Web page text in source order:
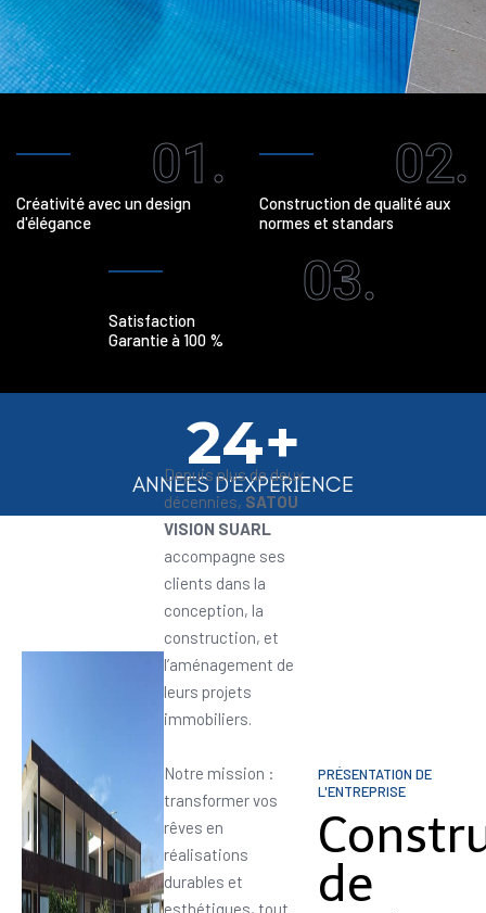
01.
Créativité avec un design
d'élégance
02.
Construction de qualité aux
normes et standars
03.
Satisfaction
Garantie à 100 %
24+
ANNEES D'EXPERIENCE
Depuis plus de deux
décennies, SATOU
VISION SUARL
accompagne ses
clients dans la
conception, la
construction, et
l’aménagement de
leurs projets
immobiliers.
Notre mission :
transformer vos
rêves en
réalisations
durables et
esthétiques, tout
PRÉSENTATION DE
L'ENTREPRISE
de